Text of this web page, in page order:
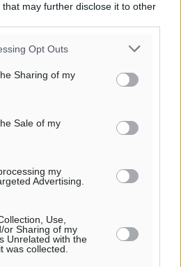
that may further disclose it to other
Opt Outs
Sharing of my
Sale of my
my
Advertising.
Use,
or Sharing of my
Unrelated with the
was collected.
ειδήσεων
τουρισμός